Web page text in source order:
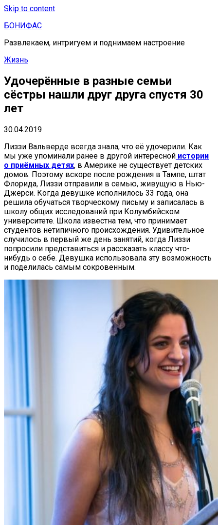
Skip to content
БОНИФАС
Развлекаем, интригуем и поднимаем настроение
Жизнь
Удочерённые в разные семьи
сёстры нашли друг друга спустя 30
лет
30.04.2019
Лиззи Вальверде всегда знала, что её удочерили. Как
мы уже упоминали ранее в другой интересной истории
о приёмных детях, в Америке не существует детских
домов. Поэтому вскоре после рождения в Тампе, штат
Флорида, Лиззи отправили в семью, живущую в Нью-
Джерси. Когда девушке исполнилось 33 года, она
решила обучаться творческому письму и записалась в
школу общих исследований при Колумбийском
университете. Школа известна тем, что принимает
студентов нетипичного происхождения. Удивительное
случилось в первый же день занятий, когда Лиззи
попросили представиться и рассказать классу что-
нибудь о себе. Девушка использовала эту возможность
и поделилась самым сокровенным.